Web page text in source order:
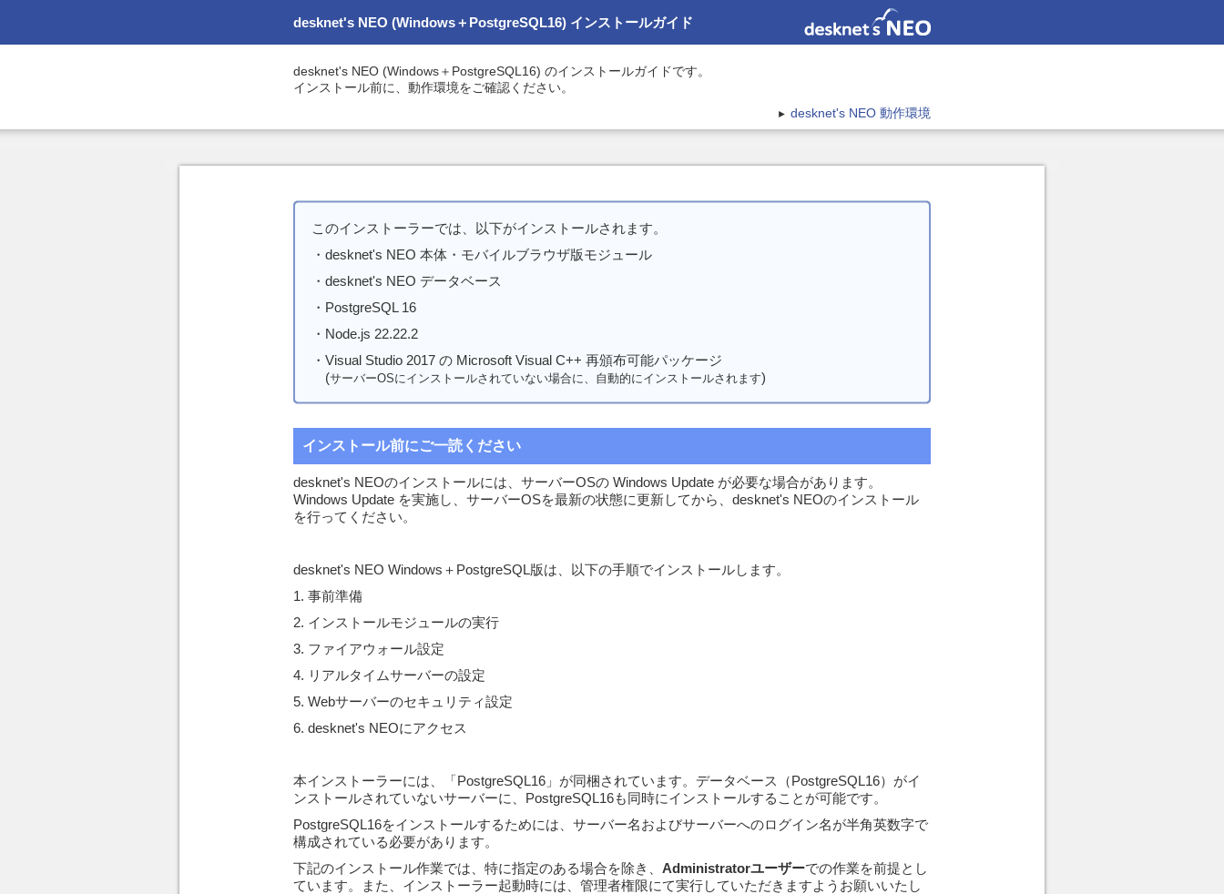
desknet's NEO (Windows＋PostgreSQL16) インストールガイド
desknet's NEO (Windows＋PostgreSQL16) のインストールガイドです。
インストール前に、動作環境をご確認ください。
► desknet's NEO 動作環境
このインストーラーでは、以下がインストールされます。
・desknet's NEO 本体・モバイルブラウザ版モジュール
・desknet's NEO データベース
・PostgreSQL 16
・Node.js 22.22.2
・Visual Studio 2017 の Microsoft Visual C++ 再頒布可能パッケージ
(サーバーOSにインストールされていない場合に、自動的にインストールされます)
インストール前にご一読ください
desknet's NEOのインストールには、サーバーOSの Windows Update が必要な場合があります。
Windows Update を実施し、サーバーOSを最新の状態に更新してから、desknet's NEOのインストール
を行ってください。
desknet's NEO Windows＋PostgreSQL版は、以下の手順でインストールします。
1. 事前準備
2. インストールモジュールの実行
3. ファイアウォール設定
4. リアルタイムサーバーの設定
5. Webサーバーのセキュリティ設定
6. desknet's NEOにアクセス
本インストーラーには、「PostgreSQL16」が同梱されています。データベース（PostgreSQL16）がイ
ンストールされていないサーバーに、PostgreSQL16も同時にインストールすることが可能です。
PostgreSQL16をインストールするためには、サーバー名およびサーバーへのログイン名が半角英数字で
構成されている必要があります。
下記のインストール作業では、特に指定のある場合を除き、 Administratorユーザーでの作業を前提とし
ています。また、インストーラー起動時には、管理者権限にて実行していただきますようお願いいたし